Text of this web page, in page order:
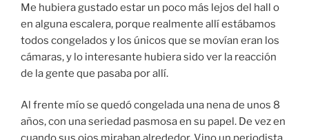
Me hubiera gustado estar un poco más lejos del hall o
en alguna escalera, porque realmente allí estábamos
todos congelados y los únicos que se movían eran los
cámaras, y lo interesante hubiera sido ver la reacción
de la gente que pasaba por allí.
Al frente mío se quedó congelada una nena de unos 8
años, con una seriedad pasmosa en su papel. De vez en